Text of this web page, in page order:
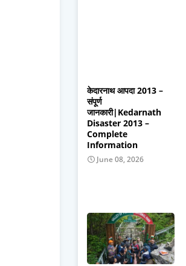
केदारनाथ आपदा 2013 –
संपूर्ण
जानकारी|Kedarnath
Disaster 2013 –
Complete
Information
June 08, 2026